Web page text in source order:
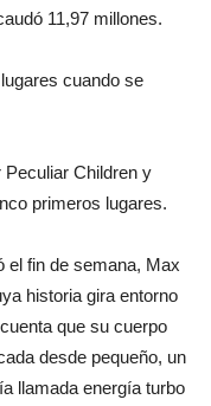
11,97 millones.
cuando se
Peculiar Children y
primeros lugares.
el fin de semana, Max
historia gira entorno
que su cuerpo
desde pequeño, un
llamada energía turbo